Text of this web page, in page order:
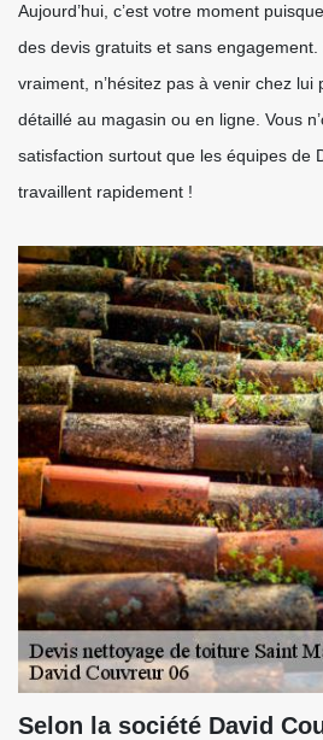
Aujourd’hui, c’est votre moment
des devis gratuits et sans
vraiment, n’hésitez pas à venir chez
détaillé au magasin ou en ligne. Vous
satisfaction surtout que les équipes de
travaillent rapidement !
Selon la société David